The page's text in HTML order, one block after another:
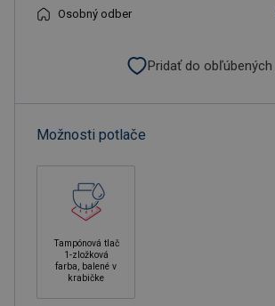
Osobný odber
Pridať do obľúbených
Možnosti potlače
Tampónová tlač
1-zložková
farba, balené v
krabičke